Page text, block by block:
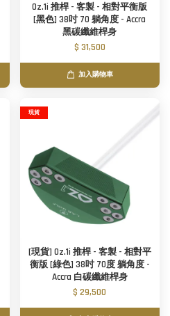
Oz.1i 推桿 - 客製 - 相對平衡版
[黑色] 38吋 70 躺角度 - Accra
黑碳纖維桿身
$ 31,500
加入購物車
現貨
[現貨] Oz.1i 推桿 - 客製 - 相對平
衡版 [綠色] 38吋 70度 躺角度 -
Accra 白碳纖維桿身
$ 29,500